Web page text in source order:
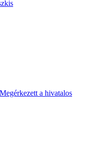
a hivatalos